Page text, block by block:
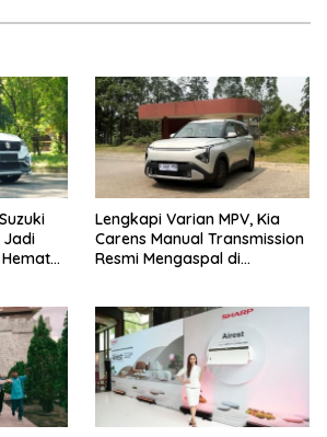
Jadi
Lengkapi Varian MPV, Kia
Carens Manual Transmission
Resmi Mengaspal di